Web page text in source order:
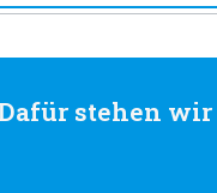
stehen wir